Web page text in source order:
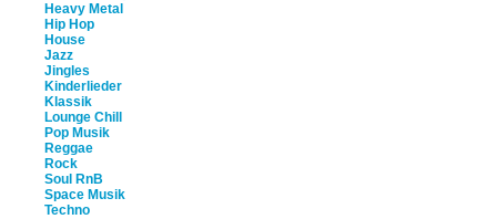
Heavy Metal
Hip Hop
House
Jazz
Jingles
Kinderlieder
Klassik
Lounge Chill
Pop Musik
Reggae
Rock
Soul RnB
Space Musik
Techno